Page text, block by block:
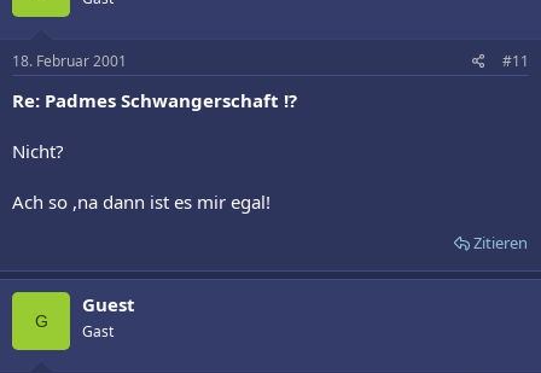
18. Februar 2001 #11
Re: Padmes Schwangerschaft !?
Nicht?
Ach so ,na dann ist es mir egal!
Zitieren
G
Guest
Gast